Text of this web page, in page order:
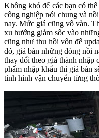
Không khó để các bạn có
công nghiệp nói chung và
nay. Mức giá cũng vô vàn.
xu hướng giảm sốc vào
cũng như thu hồi vốn để
đó, giá bán những dòng nồi
thay đổi theo giá thành
phẩm nhập khẩu thì giá bán
tình hình vận chuyển từng